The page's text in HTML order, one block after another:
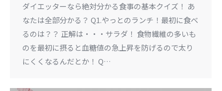
ダイエッターなら絶対分かる食事の基本クイズ！ あ
なたは全部分かる？ Q1.やっとのランチ！最初に食べ
るのは？？ 正解は・・・サラダ！ 食物繊維の多いも
のを最初に摂ると血糖値の急上昇を防げるので太り
にくくなるんだとか！ Q…